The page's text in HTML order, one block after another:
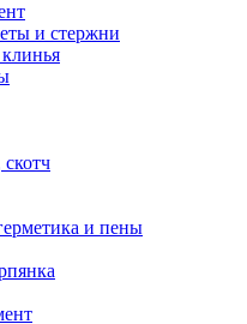
и стержни
и пены